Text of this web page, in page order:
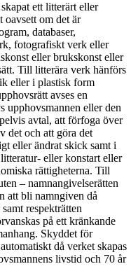
ett litterärt eller
om det är
databaser,
fotografiskt verk eller
eller brukskonst eller
Till litterära verk hänförs
eller i plastisk form
avses en
upphovsmannen eller den
avtal, att förfoga över
det och att göra det
eller ändrat skick samt i
eller konstart eller
rättigheterna. Till
– namnangivelserätten
att bli namngiven då
respekträtten
på ett kränkande
Skyddet för
då verket skapas
livstid och 70 år